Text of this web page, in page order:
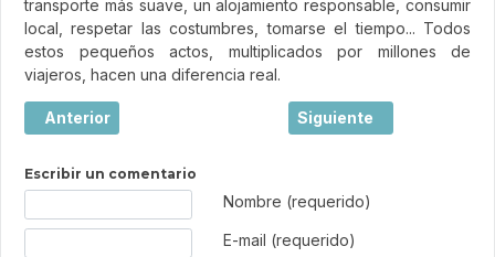
transporte más suave, un alojamiento responsable, consumir
local, respetar las costumbres, tomarse el tiempo... Todos
estos pequeños actos, multiplicados por millones de
viajeros, hacen una diferencia real.
Artículo anterior: Mostar, la ciudad europea donde un
Anterior Artículo siguiente:
Siguiente
Escribir un comentario
Nombre (requerido)
E-mail (requerido)